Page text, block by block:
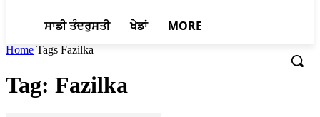
ਸਾਡੀ ਤੰਦਰੁਸਤੀ ਖੇਡਾਂ MORE
Home Tags Fazilka
Tag: Fazilka